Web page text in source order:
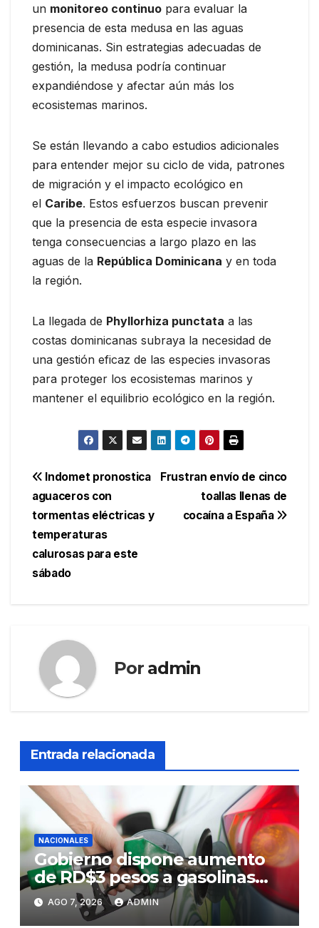
un monitoreo continuo para evaluar la
presencia de esta medusa en las aguas
dominicanas. Sin estrategias adecuadas de
gestión, la medusa podría continuar
expandiéndose y afectar aún más los
ecosistemas marinos.
Se están llevando a cabo estudios adicionales
para entender mejor su ciclo de vida, patrones
de migración y el impacto ecológico en
el Caribe. Estos esfuerzos buscan prevenir
que la presencia de esta especie invasora
tenga consecuencias a largo plazo en las
aguas de la República Dominicana y en toda
la región.
La llegada de Phyllorhiza punctata a las
costas dominicanas subraya la necesidad de
una gestión eficaz de las especies invasoras
para proteger los ecosistemas marinos y
mantener el equilibrio ecológico en la región.
Navegación
de
entradas
Frustran envío de cinco
toallas llenas de
cocaína a España
Indomet pronostica
aguaceros con
tormentas eléctricas y
temperaturas
calurosas para este
sábado
Por admin
Entrada relacionada
NACIONALES
Gobierno dispone aumento
de RD$3 pesos a gasolinas
premium y regular
AGO 7, 2026 ADMIN